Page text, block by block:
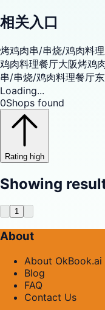
相关入口
烤鸡肉串/串烧/鸡肉料理
鸡肉料理餐厅大阪烤鸡
串/串烧/鸡肉料理餐厅
Loading...
0Shops found
Rating high
Showing
1
About
About OkBook.ai
Blog
FAQ
Contact Us